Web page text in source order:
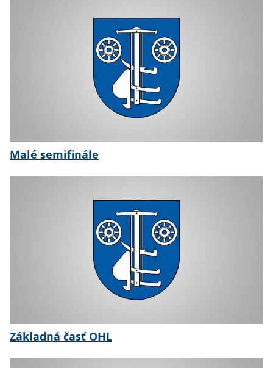
Malé semifinále
Základná časť OHL